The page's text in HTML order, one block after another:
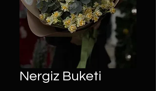
Nergiz Buketi